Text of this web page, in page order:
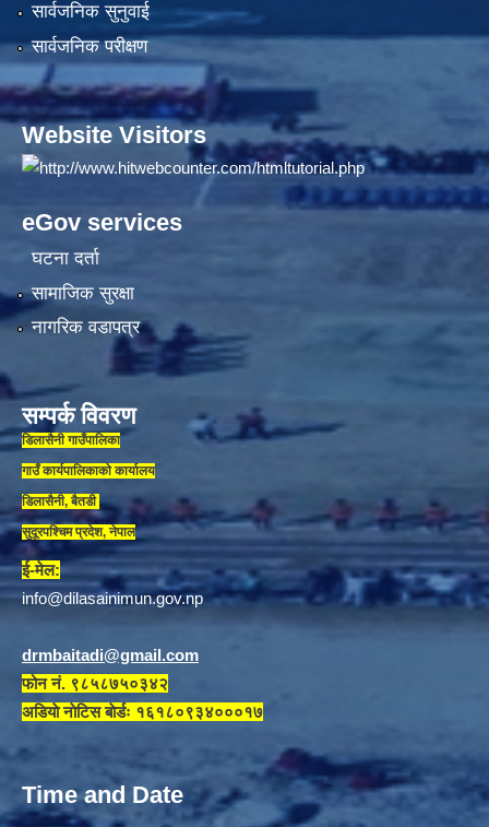
सार्वजनिक सुनुवाई
सार्वजनिक परीक्षण
Website Visitors
eGov services
घटना दर्ता
सामाजिक सुरक्षा
नागरिक वडापत्र
सम्पर्क विवरण
डिलासैनी गाउँपालिका
गाउँ कार्यपालिकाकाे कार्यालय
डिलासैनी, बैतडी
सुदूरपश्चिम प्रदेश, नेपाल
ई-मेल:
info@dilasainimun.gov.np
drmbaitadi@gmail.com
फोन नं. ९८५८७५०३४२
अडियाे नाेटिस बाेर्डः १६१८०९३४०००१७
Time and Date